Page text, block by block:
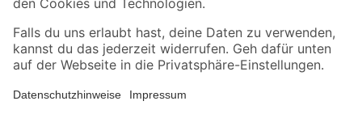
Alle Preisangaben in EUR inkl. gesetzl. MwSt.. Die dargestellten Angebote sind unter
Umständen nicht in allen Märkten verfügbar. Die angegebenen Verfügbarkeiten beziehen
Produkte nur solange der Vorrat reicht.
*Paketversand ab 59 € versandkostenfrei, gilt nicht für Artikel mit Speditionsversand, hier